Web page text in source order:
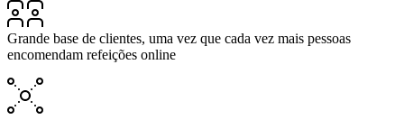
Grande base de clientes, uma vez que cada vez mais pessoas
encomendam refeições online